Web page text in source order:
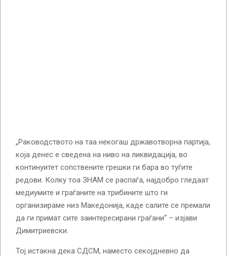
„Раководството на таа некогаш државотворна партија,
која денес е сведена на ниво на ликвидација, во
континуитет сопствените грешки ги бара во туѓите
редови. Колку тоа ЗНАМ се распаѓа, најдобро гледаат
медиумите и граѓаните на трибините што ги
организираме низ Македонија, каде салите се премали
да ги примат сите заинтересирани граѓани“ – изјави
Димитриевски.
Тој истакна дека СДСМ, наместо секојдневно да